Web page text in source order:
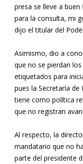
presa se lleve a
para la consulta, mi
dijo el titular del
Asimismo, dio a
que no se pierdan los
etiquetados para
pues la Secretaría de
tiene como política
que no registran
Al respecto, la
mandatario que no
parte del presidente